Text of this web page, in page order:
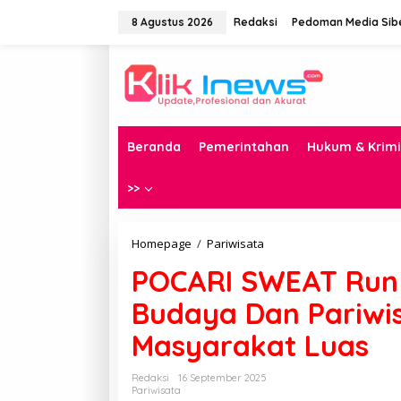
8 Agustus 2026 Redaksi Pedoman Media
Beranda Pemerintahan Hukum &
>>
Homepage / Pariwisata
Run
2025,Perkenalkan
Budaya
Dan
Pariwisata
Lombok
Kepada
POCARI SWEAT
Budaya Dan
Masyarakat Luas
Redaksi
16 September 2025
Pariwisata